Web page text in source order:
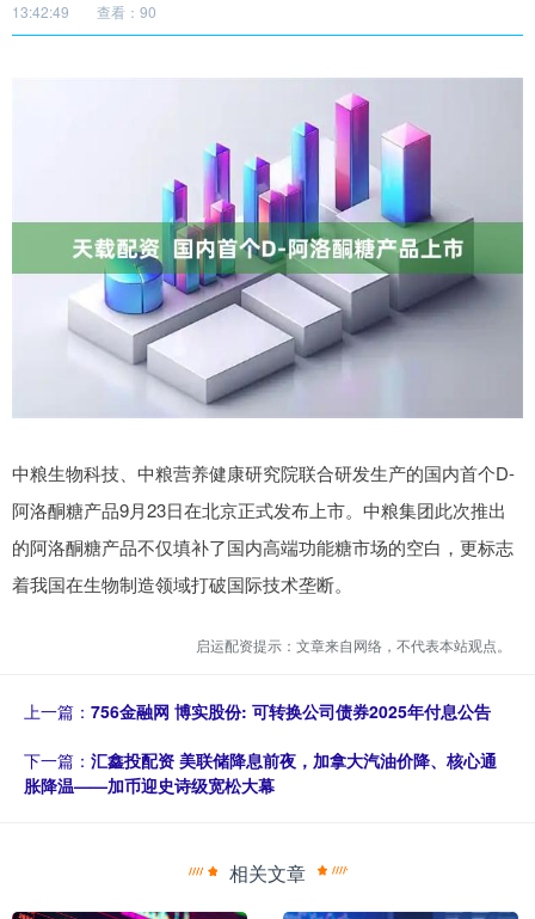
13:42:49
查看：90
中粮生物科技、中粮营养健康研究院联合研发生产的国内首个D-
阿洛酮糖产品9月23日在北京正式发布上市。中粮集团此次推出
的阿洛酮糖产品不仅填补了国内高端功能糖市场的空白，更标志
着我国在生物制造领域打破国际技术垄断。
启运配资提示：文章来自网络，不代表本站观点。
上一篇： 756金融网 博实股份: 可转换公司债券2025年付息公告
下一篇： 汇鑫投配资 美联储降息前夜，加拿大汽油价降、核心通
胀降温——加币迎史诗级宽松大幕
相关文章